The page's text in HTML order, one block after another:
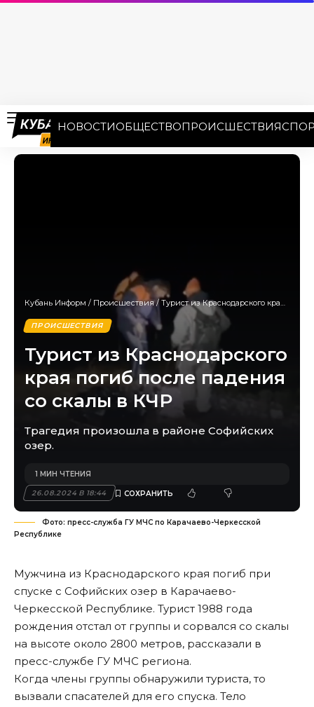
НОВОСТИОБЩЕСТВОПРОИСШЕСТВИЯ
Кубань Информ / Происшествия/ Турист из Краснодарского края погиб после падения со скалы в КЧР
ПРОИСШЕСТВИЯ
Турист из Краснодарского
края погиб после падения
со скалы в КЧР
Трагедия произошла в районе Софийских
озер.
26.08.2024 В 18:44
1 МИН ЧТЕНИЯ
Фото: пресс-служба ГУ МЧС по Карачаево-Черкесской
Республике
Мужчина из Краснодарского края погиб при
спуске с Софийских озер в Карачаево-
Черкесской Республике. Турист 1988 года
рождения отстал от группы и сорвался со скалы
на высоте около 2800 метров, рассказали в
пресс-службе ГУ МЧС региона.
Когда члены группы обнаружили туриста, то
вызвали спасателей для его спуска. Тело